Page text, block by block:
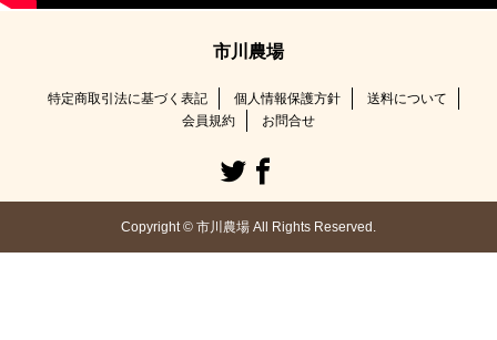
市川農場
特定商取引法に基づく表記 個人情報保護方針
送料について
会員規約
お問合せ
Copyright © 市川農場 All Rights Reserved.